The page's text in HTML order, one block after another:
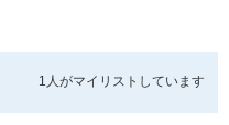
1人がマイリストしています